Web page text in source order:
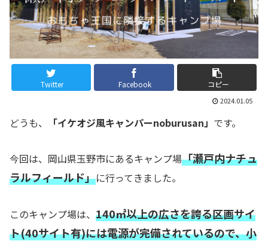
Twitter Facebook コピー
2024.01.05
どうも、 「イケオジ風キャンパーnoburusan」 です。
今回は、岡山県玉野市にあるキャンプ場「瀬戸内ナチュ
ラルフィールド」に行ってきました。
このキャンプ場は、 140㎡以上の広さを誇る区画サイ
ト(40サイト有)には電源が完備されているので、小